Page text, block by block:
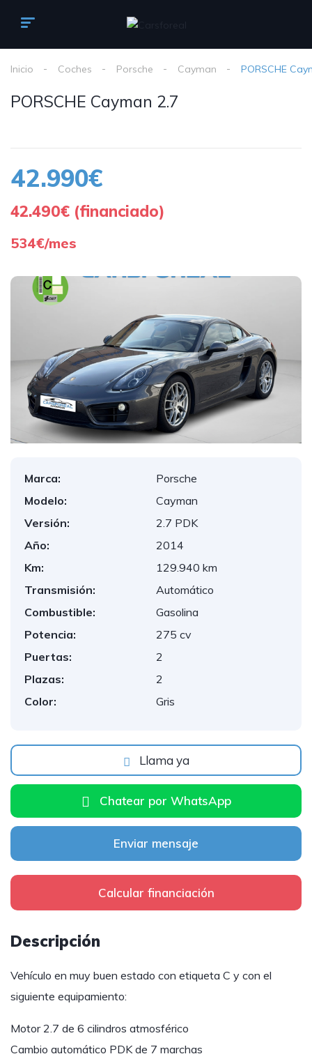
Inicio Coches Porsche Cayman PORSCHE
PORSCHE Cayman 2.7
42.990€
42.490€ (financiado)
534€/mes
Marca:
Porsche
Modelo:
Cayman
Versión:
2.7 PDK
Año:
2014
Km:
129.940 km
Transmisión:
Automático
Combustible:
Gasolina
Potencia:
275 cv
Puertas:
2
Plazas:
2
Color:
Gris
Llama ya
Chatear por WhatsApp
Enviar mensaje
Calcular financiación
Descripción
Vehículo en muy buen estado con etiqueta C y con el
siguiente equipamiento:
Motor 2.7 de 6 cilindros atmosférico
Cambio automático PDK de 7 marchas